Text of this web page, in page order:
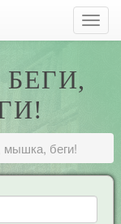
мышка, беги!